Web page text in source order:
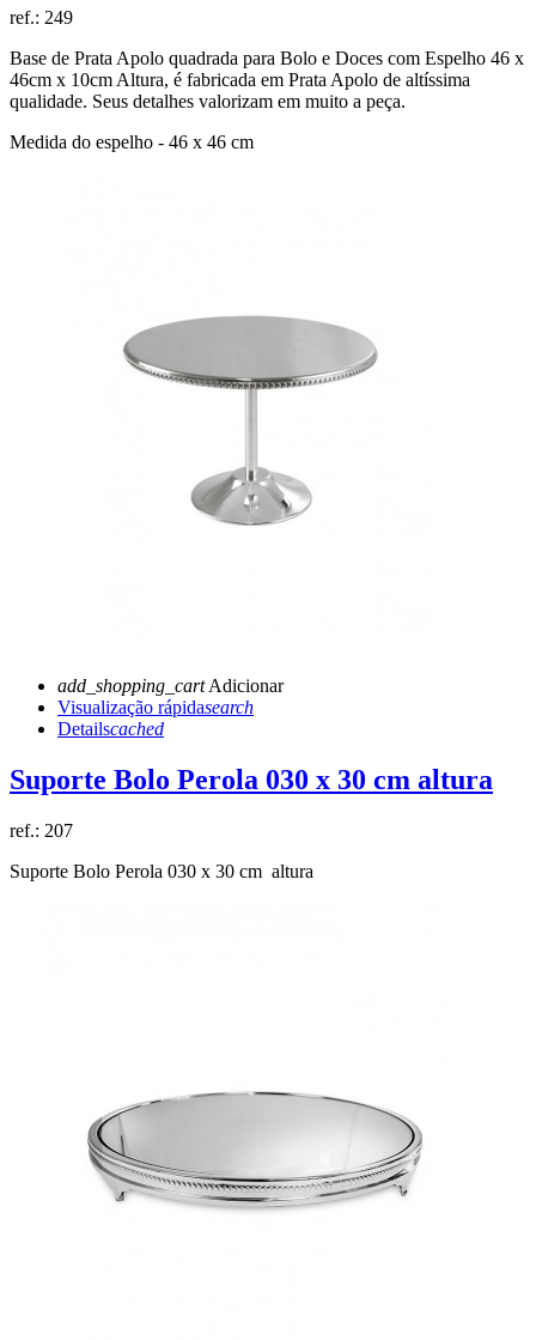
ref.: 249
Base de Prata Apolo quadrada para Bolo e Doces com Espelho 46 x
46cm x 10cm Altura, é fabricada em Prata Apolo de altíssima
qualidade. Seus detalhes valorizam em muito a peça.
Medida do espelho - 46 x 46 cm
add_shopping_cartAdicionar
Visualização rápidasearch
Detailscached
Suporte Bolo Perola 030 x 30 cm altura
ref.: 207
Suporte Bolo Perola 030 x 30 cm altura